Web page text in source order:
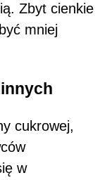
Zbyt cienkie
mniej
cukrowej,
w